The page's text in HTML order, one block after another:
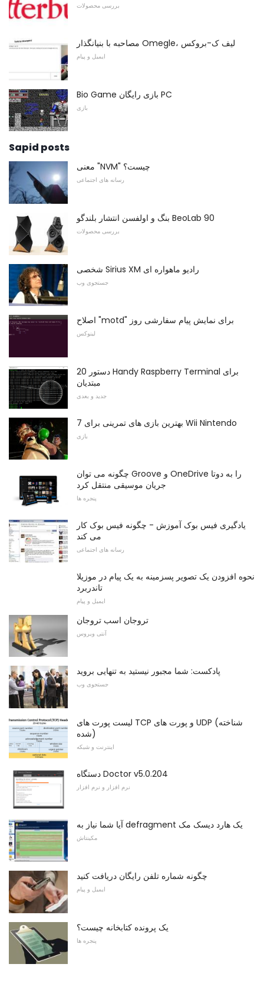
بررسی محصولات
مصاحبه با بنیانگذار Omegle، لیف ک-بروکس
ایمیل و پیام
Bio Game بازی رایگان PC
بازی
Sapid posts
معنی "NVM" چیست؟
رسانه های اجتماعی
بنگ و اولفسن انتشار بلندگو BeoLab 90
بررسی محصولات
شخصی Sirius XM رادیو ماهواره ای
جستجوی وب
اصلاح "motd" برای نمایش پیام سفارشی روز
لینوکس
20 دستور Handy Raspberry Terminal برای
مبتدیان
جدید و بعدی
7 بهترین بازی های تمرینی برای Wii Nintendo
بازی
چگونه می توان Groove و OneDrive را به دوتا
جریان موسیقی منتقل کرد
پنجره ها
یادگیری فیس بوک آموزش - چگونه فیس بوک کار
می کند
رسانه های اجتماعی
نحوه افزودن یک تصویر پسزمینه به یک پیام در موزیلا
تاندربرد
ایمیل و پیام
تروجان اسب تروجان
آنتی ویروس
پادکست: شما مجبور نیستید به تنهایی بروید
جستجوی وب
لیست پورت های TCP و پورت های UDP (شناخته
شده)
اینترنت و شبکه
دستگاه Doctor v5.0.204
نرم افزار و نرم افزار
آیا شما نیاز به defragment یک هارد دیسک مک
مکینتاش
چگونه شماره تلفن رایگان دریافت کنید
ایمیل و پیام
یک پرونده کتابخانه چیست؟
پنجره ها